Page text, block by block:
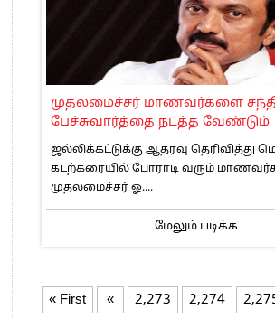
முதலமைச்சர் மாணவர்களை
பேச்சுவார்த்தை நடத்த வேண்டும்
ஜல்லிக்கட்டுக்கு ஆதரவு தெரிவித்து
கடற்கரையில் போராடி வரும்
முதலமைச்சர் ஓ....
மேலும் படிக்க
« First « 2,273 2,274